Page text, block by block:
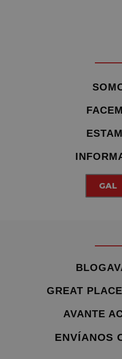
GAL
GREAT
AVANTE
ENVÍANOS